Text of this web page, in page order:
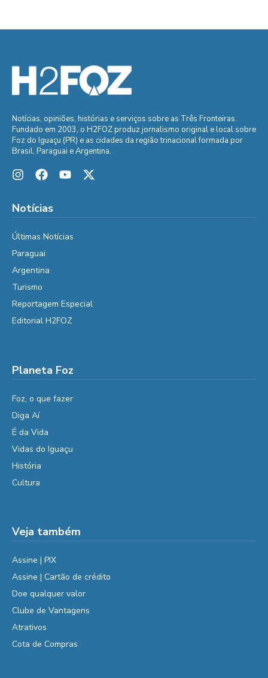
Notícias, opiniões, histórias e serviços sobre as Três Fronteiras.
Fundado em 2003, o H2FOZ produz jornalismo original e local sobre
Foz do Iguaçu (PR) e as cidades da região trinacional formada por
Brasil, Paraguai e Argentina.
Notícias
Últimas Notícias
Paraguai
Argentina
Turismo
Reportagem Especial
Editorial H2FOZ
Planeta Foz
Foz, o que fazer
Diga Aí
É da Vida
Vidas do Iguaçu
História
Cultura
Veja também
Assine | PIX
Assine | Cartão de crédito
Doe qualquer valor
Clube de Vantagens
Atrativos
Cota de Compras